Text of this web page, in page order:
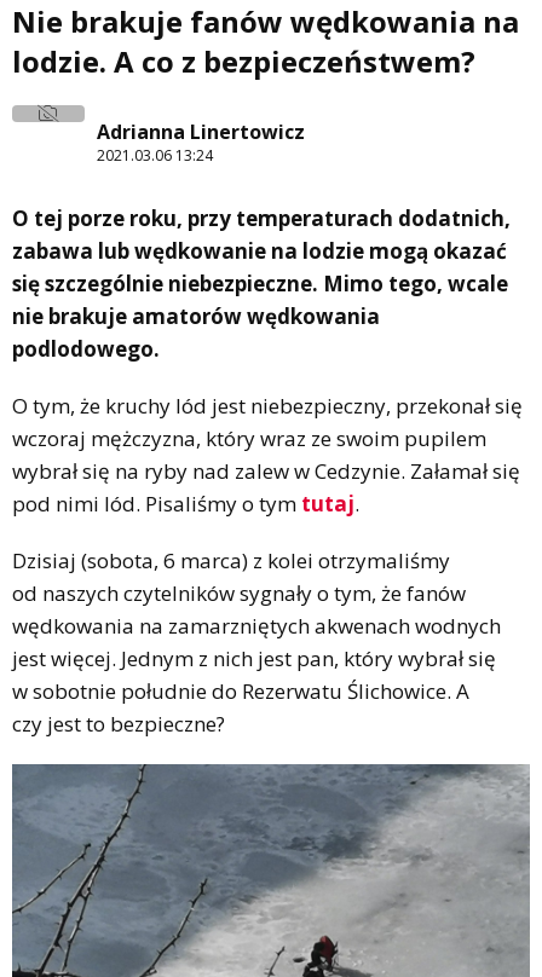
Nie brakuje fanów wędkowania na
lodzie. A co z bezpieczeństwem?
Adrianna Linertowicz
2021.03.06 13:24
O tej porze roku, przy temperaturach dodatnich,
zabawa lub wędkowanie na lodzie mogą okazać
się szczególnie niebezpieczne. Mimo tego, wcale
nie brakuje amatorów wędkowania
podlodowego.
O tym, że kruchy lód jest niebezpieczny, przekonał się
wczoraj mężczyzna, który wraz ze swoim pupilem
wybrał się na ryby nad zalew w Cedzynie. Załamał się
pod nimi lód. Pisaliśmy o tym tutaj.
Dzisiaj (sobota, 6 marca) z kolei otrzymaliśmy
od naszych czytelników sygnały o tym, że fanów
wędkowania na zamarzniętych akwenach wodnych
jest więcej. Jednym z nich jest pan, który wybrał się
w sobotnie południe do Rezerwatu Ślichowice. A
czy jest to bezpieczne?